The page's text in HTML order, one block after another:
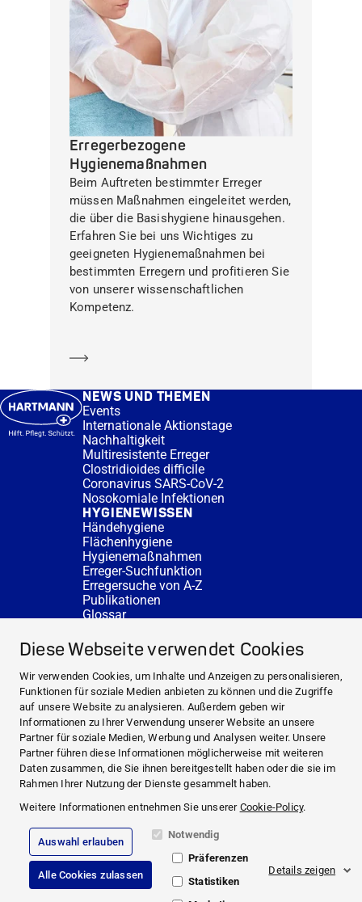
Diese Webseite verwendet Cookies
Wir verwenden Cookies, um Inhalte und Anzeigen zu personalisieren,
Funktionen für soziale Medien anbieten zu können und die Zugriffe
auf unsere Website zu analysieren. Außerdem geben wir
Informationen zu Ihrer Verwendung unserer Website an unsere
Partner für soziale Medien, Werbung und Analysen weiter. Unsere
Partner führen diese Informationen möglicherweise mit weiteren
Daten zusammen, die Sie ihnen bereitgestellt haben oder die sie im
Rahmen Ihrer Nutzung der Dienste gesammelt haben.
Weitere Informationen entnehmen Sie unserer Cookie-Policy.
Auswahl erlauben
Alle Cookies zulassen
Notwendig
Präferenzen
Statistiken
Details zeigen
Erregerbezogene
Hygienemaßnahmen
Beim Auftreten bestimmter Erreger
müssen Maßnahmen eingeleitet werden,
die über die Basishygiene hinausgehen.
Erfahren Sie bei uns Wichtiges zu
geeigneten Hygienemaßnahmen bei
bestimmten Erregern und profitieren Sie
von unserer wissenschaftlichen
Kompetenz.
NEWS UND THEMEN
Events
Internationale Aktionstage
Nachhaltigkeit
Multiresistente Erreger
Clostridioides difficile
Coronavirus SARS-CoV-2
Nosokomiale Infektionen
HYGIENEWISSEN
Händehygiene
Flächenhygiene
Hygienemaßnahmen
Erreger-Suchfunktion
Erregersuche von A-Z
Publikationen
Glossar
SERVICE
Fachberatung
DESINFACTS
Newsletter
Konzentrat-Rechner
Weiterführende Links
Über uns
Fachberatung
NEWS UND THEMEN
HYGIENEWISSEN
SERVICE
Rechtliche Hinweise
Compliance
Datenschutz